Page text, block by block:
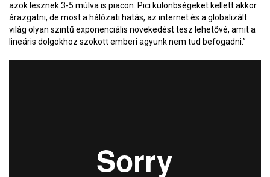
azok lesznek 3-5 múlva is piacon. Pici különbségeket kellett akkor
árazgatni, de most a hálózati hatás, az internet és a globalizált
világ olyan szintű exponenciális növekedést tesz lehetővé, amit a
lineáris dolgokhoz szokott emberi agyunk nem tud befogadni.”